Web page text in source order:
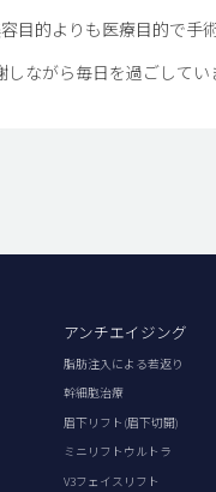
目的よりも医療目的で手
しながら毎日を過ごしてい
アンチエイジング
脂肪注入による若返り
幹細胞治療
眉下リフト(眉下切開)
ミニリフトウルトラ
V3フェイスリフト